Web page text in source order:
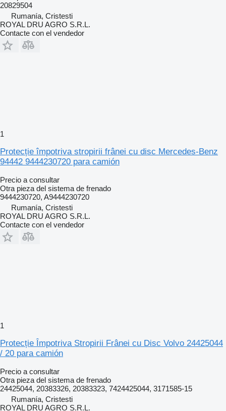
20829504
Rumanía, Cristesti
ROYAL DRU AGRO S.R.L.
Contacte con el vendedor
1
Protecție împotriva stropirii frânei cu disc Mercedes-Benz
94442 9444230720 para camión
Precio a consultar
Otra pieza del sistema de frenado
9444230720, A9444230720
Rumanía, Cristesti
ROYAL DRU AGRO S.R.L.
Contacte con el vendedor
1
Protecție Împotriva Stropirii Frânei cu Disc Volvo 24425044
/ 20 para camión
Precio a consultar
Otra pieza del sistema de frenado
24425044, 20383326, 20383323, 7424425044, 3171585-15
Rumanía, Cristesti
ROYAL DRU AGRO S.R.L.